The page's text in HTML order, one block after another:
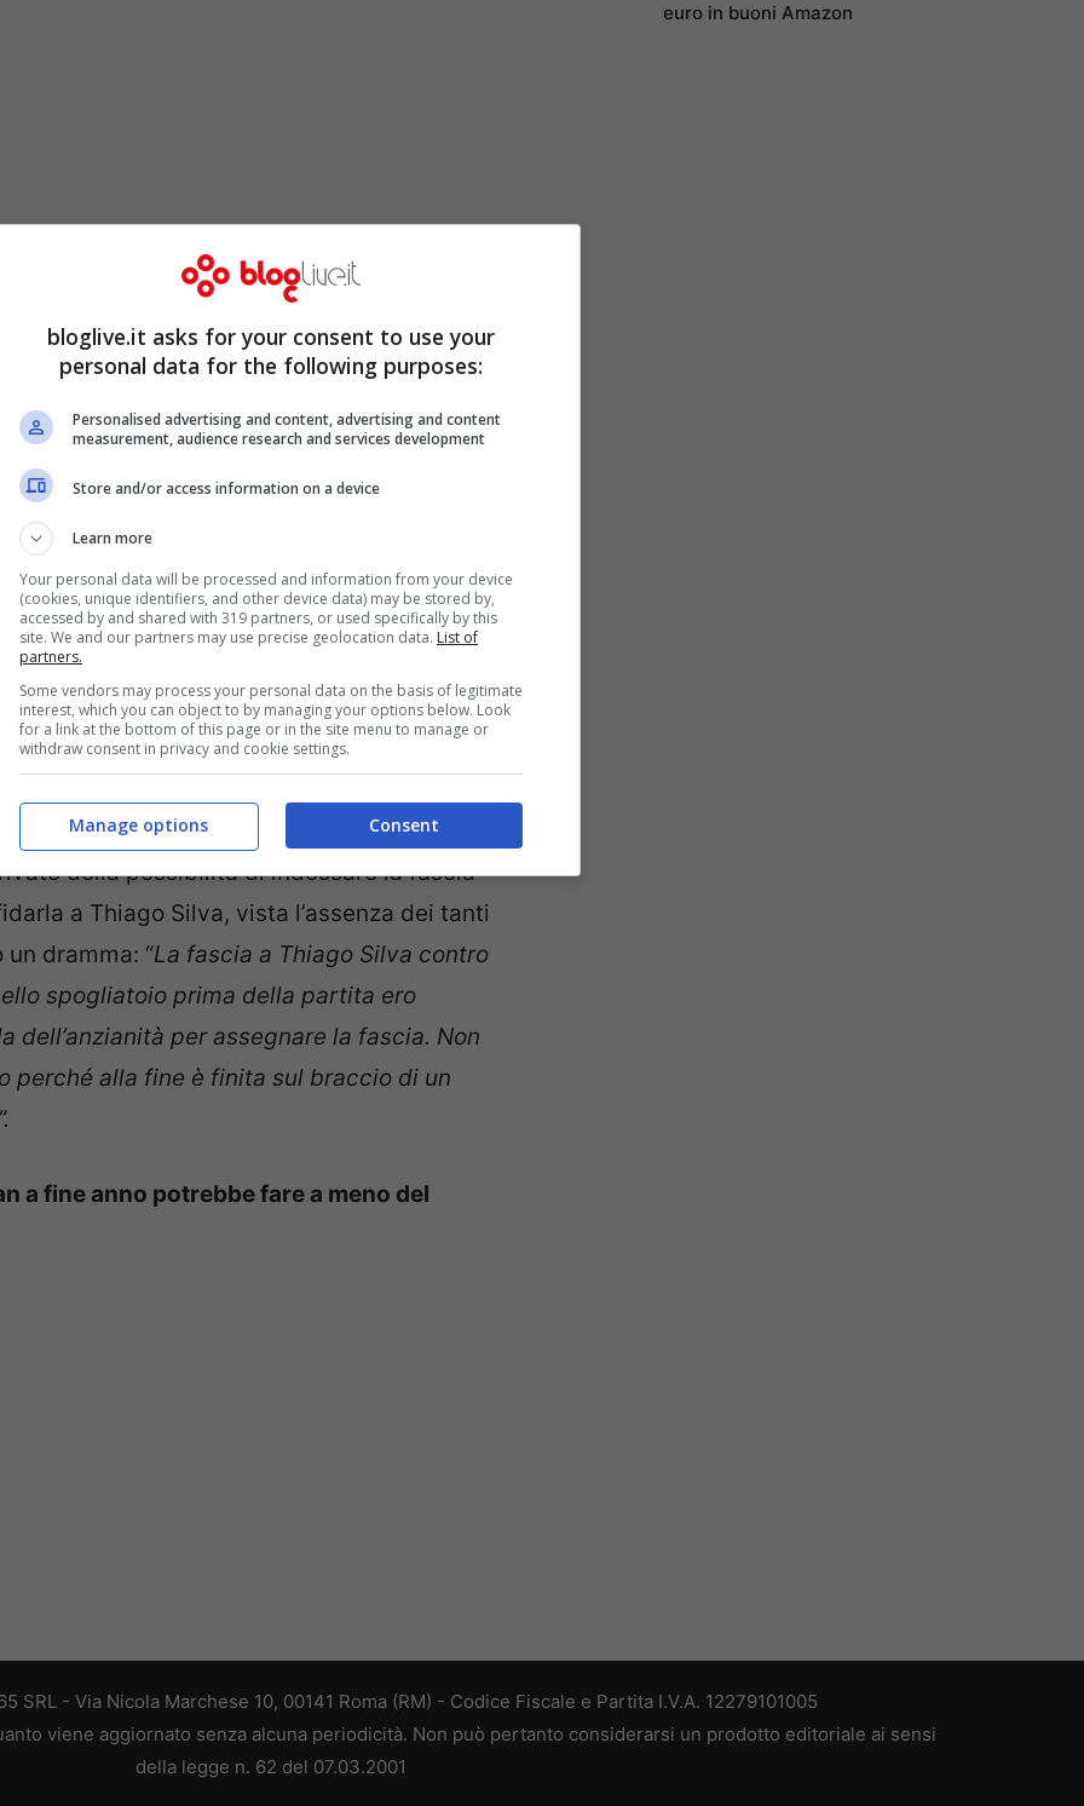
scarso impegno in allenamento e di non
La punta dal canto suo ha ribadito
“Ho avuto altri allenatori oltre ad Allegri.
abbassare la testa e continuare a
qualcosa che non va nel mio gioco
me per discuterne assieme”.
della possibilità di indossare la fascia
a Thiago Silva, vista l’assenza dei tanti
dramma: “La fascia a Thiago Silva contro
spogliatoio prima della partita ero
dell’anzianità per assegnare la fascia. Non
perché alla fine è finita sul braccio di un
a fine anno potrebbe fare a meno del
euro in buoni Amazon
SRL - Via Nicola Marchese 10, 00141 Roma (RM) - Codice Fiscale e Partita I.V.A. 12279101005
viene aggiornato senza alcuna periodicità. Non può pertanto considerarsi un prodotto editoriale ai sensi
della legge n. 62 del 07.03.2001
bloglive.it asks for your consent to use your
personal data for the following purposes:
Personalised advertising and content, advertising and content
measurement, audience research and services development
Store and/or access information on a device
Learn more
Your personal data will be processed and information from your device
(cookies, unique identifiers, and other device data) may be stored by,
accessed by and shared with 319 partners, or used specifically by this
site. We and our partners may use precise geolocation data. List of
partners.
Some vendors may process your personal data on the basis of legitimate
interest, which you can object to by managing your options below. Look
for a link at the bottom of this page or in the site menu to manage or
withdraw consent in privacy and cookie settings.
Consent
Manage options